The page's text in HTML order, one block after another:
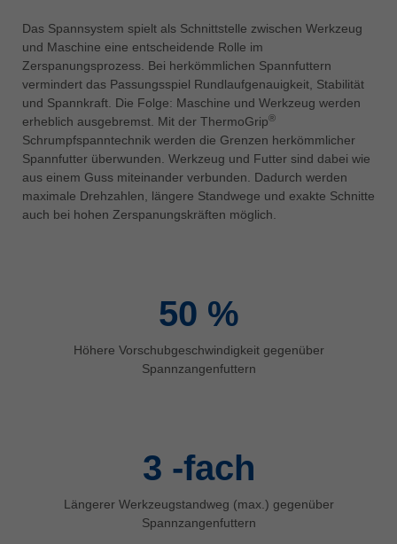
USA
english
Việt Nam
tiếng việt
中国
中文
ประเทศไทย
ไทย
Das Spannsystem spielt als Schnittstelle zwischen Werkzeug
und Maschine eine entscheidende Rolle im
Zerspanungsprozess. Bei herkömmlichen Spannfuttern
vermindert das Passungsspiel Rundlaufgenauigkeit, Stabilität
und Spannkraft. Die Folge: Maschine und Werkzeug werden
erheblich ausgebremst. Mit der ThermoGrip®
Schrumpfspanntechnik werden die Grenzen herkömmlicher
Spannfutter überwunden. Werkzeug und Futter sind dabei wie
aus einem Guss miteinander verbunden. Dadurch werden
maximale Drehzahlen, längere Standwege und exakte Schnitte
auch bei hohen Zerspanungskräften möglich.
50 %
Höhere Vorschubgeschwindigkeit gegenüber
Spannzangenfuttern
3 -fach
Längerer Werkzeugstandweg (max.) gegenüber
Spannzangenfuttern